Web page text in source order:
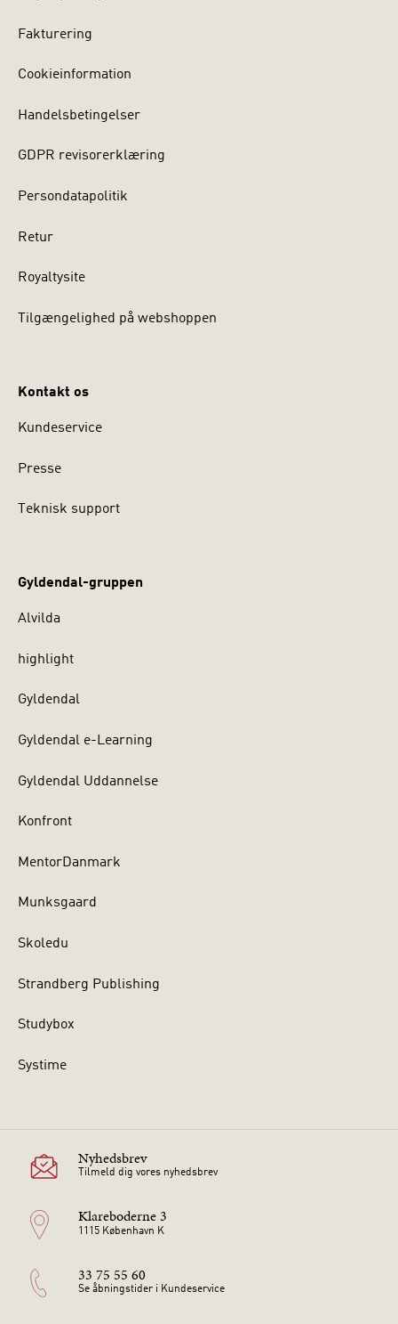
Fakturering
Cookieinformation
Handelsbetingelser
GDPR revisorerklæring
Persondatapolitik
Retur
Royaltysite
Tilgængelighed på webshoppen
Kontakt os
Kundeservice
Presse
Teknisk support
Gyldendal-gruppen
Alvilda
highlight
Gyldendal
Gyldendal e-Learning
Gyldendal Uddannelse
Konfront
MentorDanmark
Munksgaard
Skoledu
Strandberg Publishing
Studybox
Systime
Nyhedsbrev
Tilmeld dig vores nyhedsbrev
Klareboderne 3
1115 København K
33 75 55 60
Se åbningstider i Kundeservice